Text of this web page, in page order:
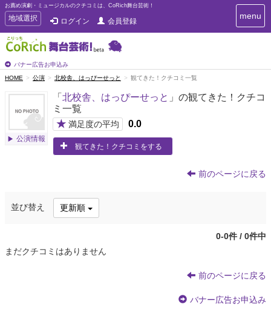
お薦め演劇・ミュージカルのクチコミは、CoRich舞台芸術！
T
o
g
g
e
n
a
t
地域選択 ログイン 会員登録
バナー広告お申込み
T
o
a
i
menu
HOME 公演 北校舎、はっぴーせっと 観てきた！クチコミ一覧
公演情報
「 北校舎、はっぴーせっと 」の観てきた！クチコ
ミ一覧
★ 満足度の平均 0.0
観てきた！クチコミをする
前のページに戻る
並び替え 更新順
0-0件 / 0件中
まだクチコミはありません
前のページに戻る
バナー広告お申込み